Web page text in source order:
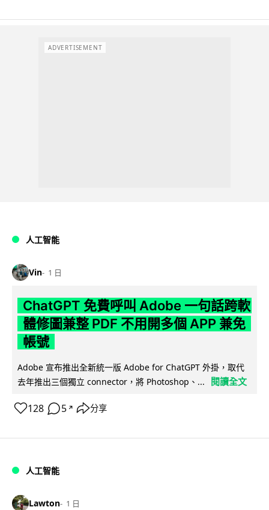
ADVERTISEMENT
人工智能
Vin 1 日
ChatGPT 免費呼叫 Adobe 一句話跨軟
體修圖兼整 PDF 不用開多個 APP 兼免
帳號
Adobe 宣布推出全新統一版 Adobe for ChatGPT 外掛，取代
去年推出三個獨立 connector，將 Photoshop、...
閱讀全文
128 5 ↗ 分享
人工智能
Lawton 1 日